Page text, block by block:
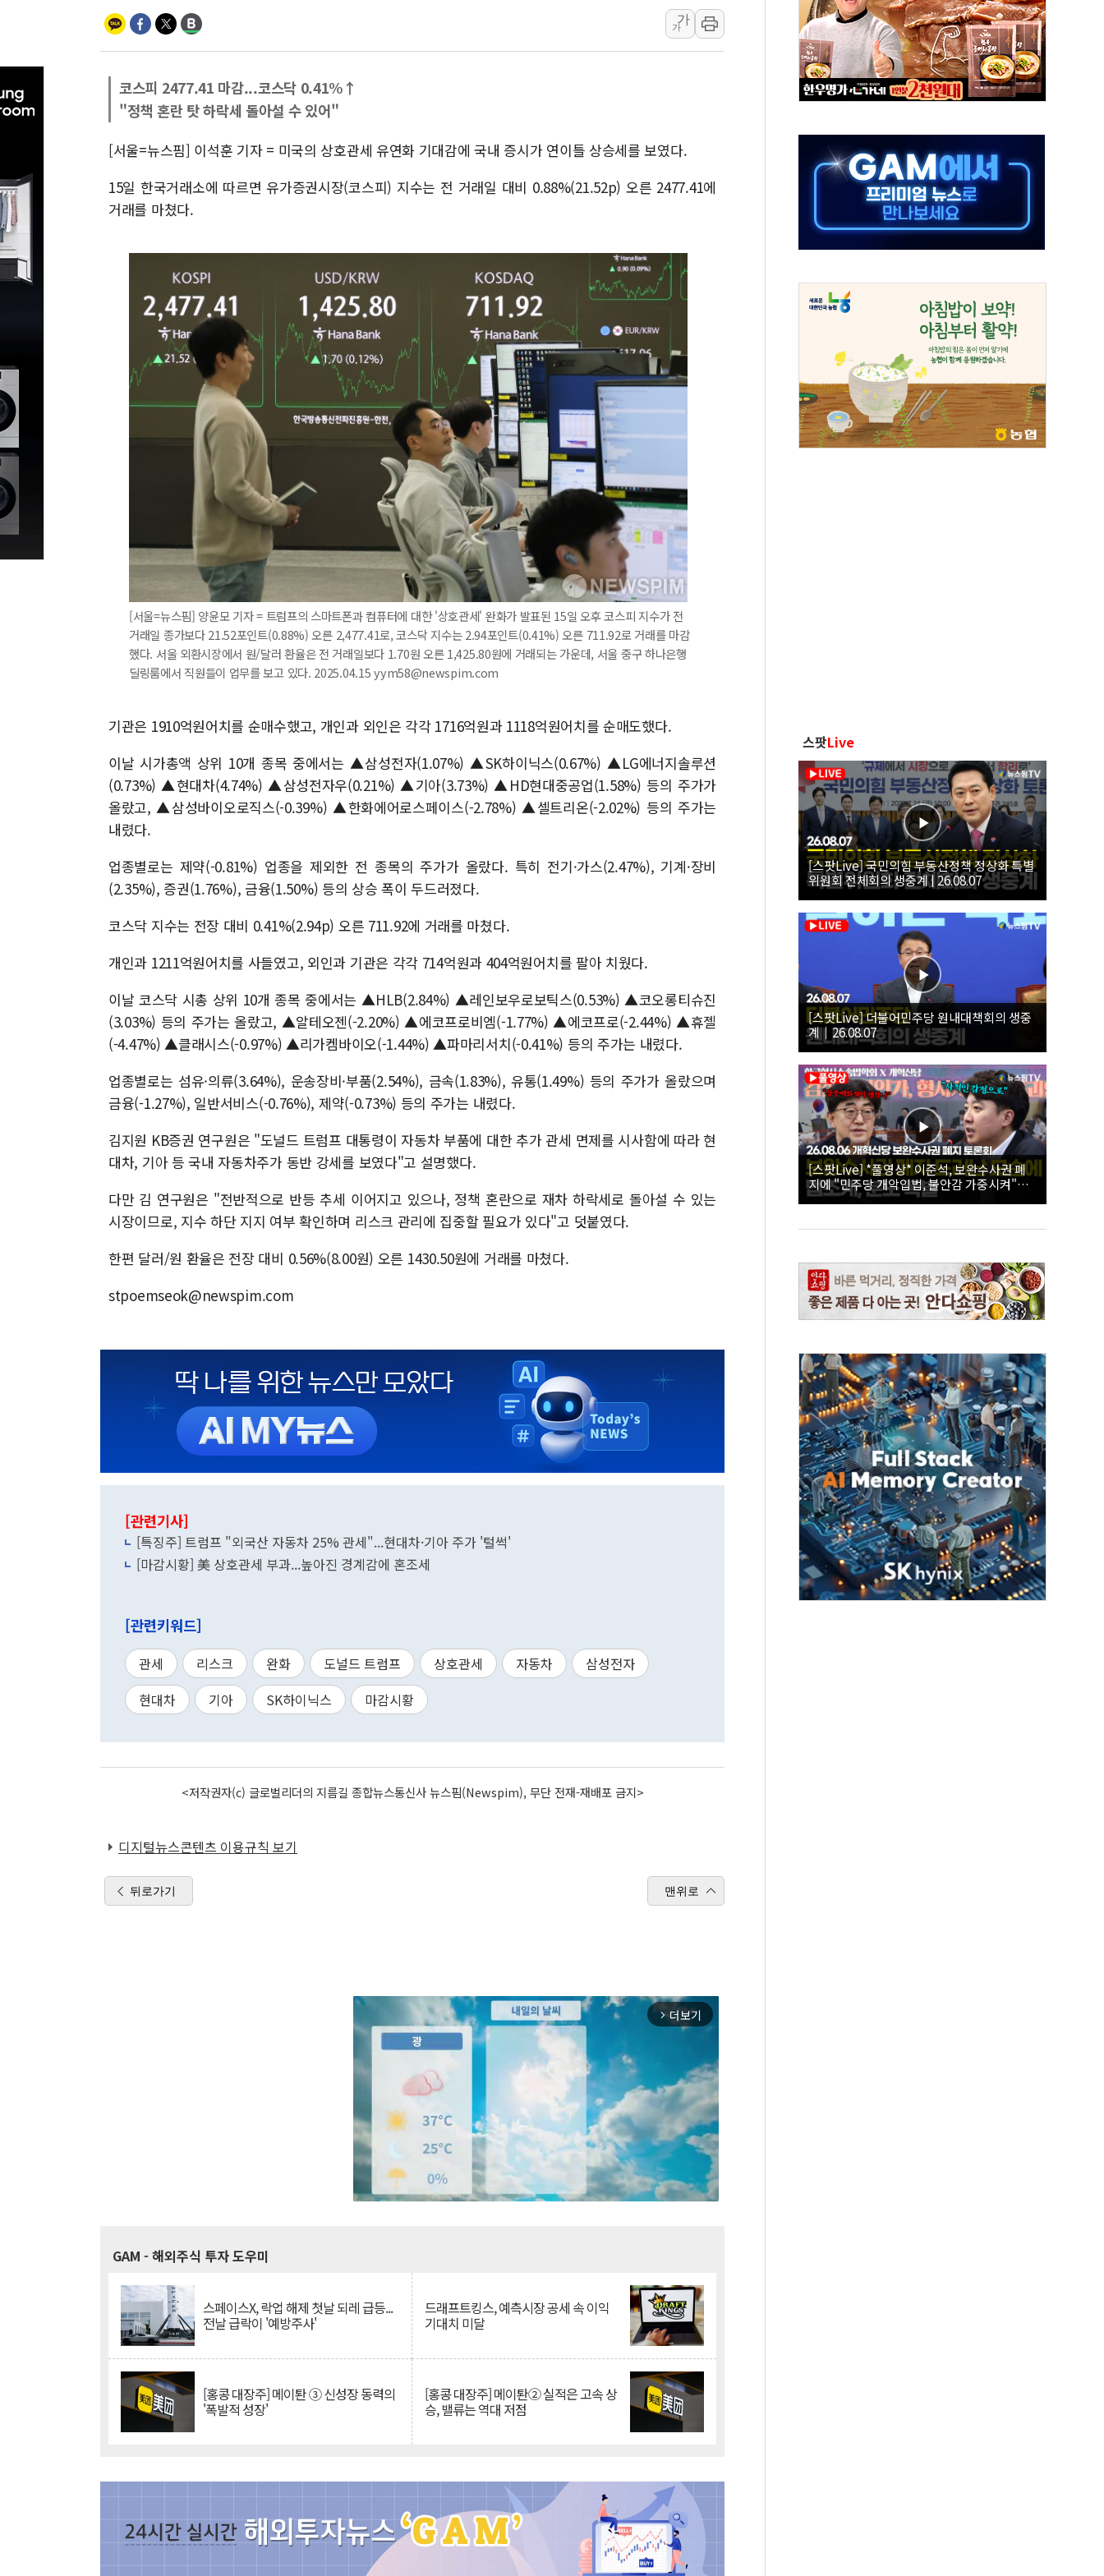
美 민주, 트럼프 측에 200만 달러 건넨 韓기업 조사… "관세 무마용 뇌물 의혹"
지방공기업 경영평가, 서울농수산식품공사 등 20곳 '최우수'...인천환경공단 등 '부진'
예천 실종신고 80대 남성 논둑서 숨진 채 발견
"35초마다 중국과 통신"...美보안기업, 중국제 공유기서 '백도어' 발견
AIA그룹, 12년 연속 MDRT 회원 수 세계 1위…국내 회원 34% 증가
[컨콜] 네이버, 멤버십 연계 배송 혜택 강화...새벽 배송 도입 예정
[컨콜] 네이버 AI탭, 올해 안으로 부동산과 건강까지 영역 확장 예정
[특징주] 포스코퓨처엠, LFP 장기공급 합의에 7%대 급등
가
가
코스피 2477.41 마감...코스닥 0.41%↑
"정책 혼란 탓 하락세 돌아설 수 있어"
[서울=뉴스핌] 이석훈 기자 = 미국의 상호관세 유연화 기대감에 국내 증시가 연이틀 상승세를 보였다.
15일 한국거래소에 따르면 유가증권시장(코스피) 지수는 전 거래일 대비 0.88%(21.52p) 오른 2477.41에
거래를 마쳤다.
[서울=뉴스핌] 양윤모 기자 = 트럼프의 스마트폰과 컴퓨터에 대한 '상호관세' 완화가 발표된 15일 오후 코스피 지수가 전
거래일 종가보다 21.52포인트(0.88%) 오른 2,477.41로, 코스닥 지수는 2.94포인트(0.41%) 오른 711.92로 거래를 마감
했다. 서울 외환시장에서 원/달러 환율은 전 거래일보다 1.70원 오른 1,425.80원에 거래되는 가운데, 서울 중구 하나은행
딜링룸에서 직원들이 업무를 보고 있다. 2025.04.15 yym58@newspim.com
기관은 1910억원어치를 순매수했고, 개인과 외인은 각각 1716억원과 1118억원어치를 순매도했다.
이날 시가총액 상위 10개 종목 중에서는 ▲삼성전자(1.07%) ▲SK하이닉스(0.67%) ▲LG에너지솔루션
(0.73%) ▲현대차(4.74%) ▲삼성전자우(0.21%) ▲기아(3.73%) ▲HD현대중공업(1.58%) 등의 주가가
올랐고, ▲삼성바이오로직스(-0.39%) ▲한화에어로스페이스(-2.78%) ▲셀트리온(-2.02%) 등의 주가는
내렸다.
업종별로는 제약(-0.81%) 업종을 제외한 전 종목의 주가가 올랐다. 특히 전기·가스(2.47%), 기계·장비
(2.35%), 증권(1.76%), 금융(1.50%) 등의 상승 폭이 두드러졌다.
코스닥 지수는 전장 대비 0.41%(2.94p) 오른 711.92에 거래를 마쳤다.
개인과 1211억원어치를 사들였고, 외인과 기관은 각각 714억원과 404억원어치를 팔아 치웠다.
이날 코스닥 시총 상위 10개 종목 중에서는 ▲HLB(2.84%) ▲레인보우로보틱스(0.53%) ▲코오롱티슈진
(3.03%) 등의 주가는 올랐고, ▲알테오젠(-2.20%) ▲에코프로비엠(-1.77%) ▲에코프로(-2.44%) ▲휴젤
(-4.47%) ▲클래시스(-0.97%) ▲리가켐바이오(-1.44%) ▲파마리서치(-0.41%) 등의 주가는 내렸다.
업종별로는 섬유·의류(3.64%), 운송장비·부품(2.54%), 금속(1.83%), 유통(1.49%) 등의 주가가 올랐으며
금융(-1.27%), 일반서비스(-0.76%), 제약(-0.73%) 등의 주가는 내렸다.
김지원 KB증권 연구원은 "도널드 트럼프 대통령이 자동차 부품에 대한 추가 관세 면제를 시사함에 따라 현
대차, 기아 등 국내 자동차주가 동반 강세를 보였다"고 설명했다.
다만 김 연구원은 "전반적으로 반등 추세 이어지고 있으나, 정책 혼란으로 재차 하락세로 돌아설 수 있는
시장이므로, 지수 하단 지지 여부 확인하며 리스크 관리에 집중할 필요가 있다"고 덧붙였다.
한편 달러/원 환율은 전장 대비 0.56%(8.00원) 오른 1430.50원에 거래를 마쳤다.
stpoemseok@newspim.com
[관련기사]
[특징주] 트럼프 "외국산 자동차 25% 관세"...현대차·기아 주가 '털썩'
[마감시황] 美 상호관세 부과...높아진 경계감에 혼조세
[관련키워드]
관세 리스크 완화 도널드 트럼프 상호관세 자동차
삼성전자
현대차
기아 SK하이닉스 마감시황
<저작권자(c) 글로벌리더의 지름길 종합뉴스통신사 뉴스핌(Newspim), 무단 전재-재배포 금지>
디지털뉴스콘텐츠 이용규칙 보기
뒤로가기 맨위로
arrow_forward_ios 더보기
GAM - 해외주식 투자 도우미
스페이스X, 락업 해제 첫날 되레 급등...
전날 급락이 '예방주사'
드래프트킹스, 예측시장 공세 속 이익
기대치 미달
[홍콩 대장주] 메이퇀 ③ 신성장 동력의
'폭발적 성장'
[홍콩 대장주] 메이퇀② 실적은 고속 상
승, 밸류는 역대 저점
스팟Live
[스팟Live] 국민의힘 부동산정책 정상화 특별
위원회 전체회의 생중계 | 26.08.07
[스팟Live] 더불어민주당 원내대책회의 생중
계｜26.08.07
[스팟Live] *풀영상* 이준석, 보완수사권 폐
지에 "민주당 개악입법, 불안감 가중시켜"｜
26.08.06 개혁신당 보완수사권 폐지 토론회